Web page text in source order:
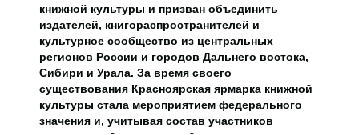
книжной культуры и призван объединить
издателей, книгораспространителей и
культурное сообщество из центральных
регионов России и городов Дальнего востока,
Сибири и Урала. За время своего
существования Красноярская ярмарка книжной
культуры стала мероприятием федерального
значения и, учитывая состав участников